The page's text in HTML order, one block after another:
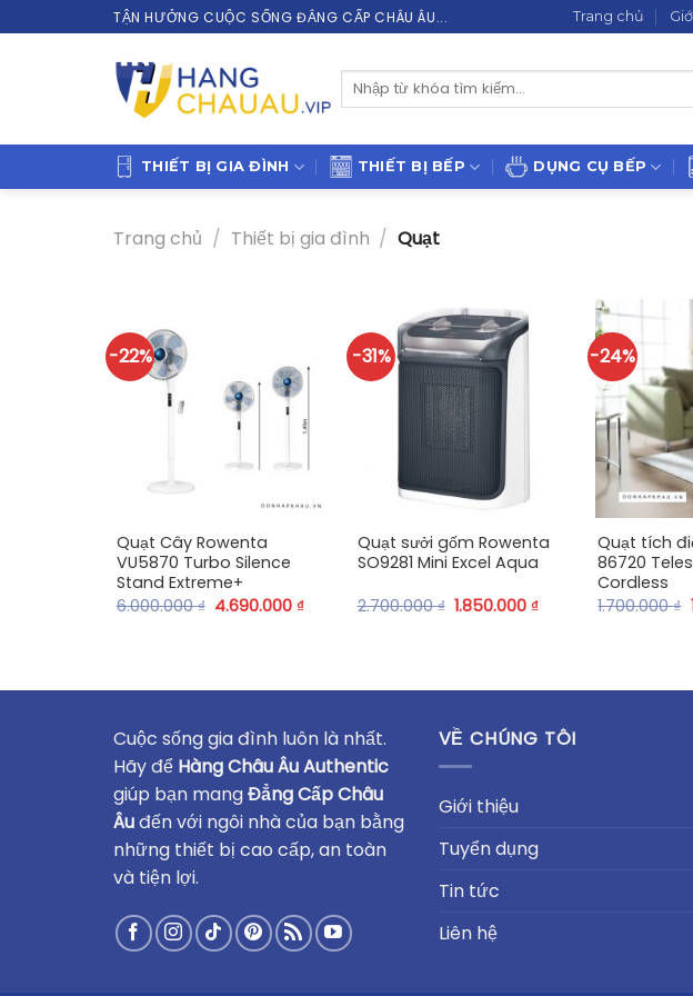
to
TẬN HƯỞNG CUỘC SỐNG ĐẲNG CẤP CHÂU ÂU... Trang chủ
Tìm
THIẾT BỊ GIA ĐÌNH THIẾT BỊ BẾP DỤNG CỤ BẾP
Trang chủ / Thiết bị gia đình / Quạt
-22%
Quạt Cây Rowenta
VU5870 Turbo Silence
Stand Extreme+
6.000.000₫ 4.690.000 ₫
-31%
Quạt sưởi gốm Rowenta
SO9281 Mini Excel Aqua
2.700.000₫ 1.850.000 ₫
-24%
+
Quạt tích
86720
Cordless
1.700.000₫
Cuộc sống gia đình luôn là nhất.
Hãy để Hàng Châu Âu Authentic
giúp bạn mangĐẳng Cấp Châu
Âuđến với ngôi nhà của bạn bằng
những thiết bị cao cấp, an toàn
và tiện lợi.
VỀ CHÚNG TÔI
Giới thiệu
Tuyển dụng
Tin tức
Liên hệ